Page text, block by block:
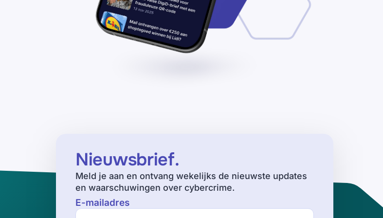
Nieuwsbrief.
Meld je aan en ontvang wekelijks de nieuwste updates
en waarschuwingen over cybercrime.
E-mailadres